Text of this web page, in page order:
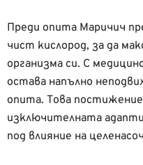
Преди опита Маричич
чист кислород, за да
организма си. С
остава напълно
опита. Това
изключителната
под влияние на